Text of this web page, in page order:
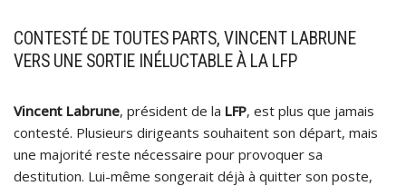
CONTESTÉ DE TOUTES PARTS, VINCENT LABRUNE
VERS UNE SORTIE INÉLUCTABLE À LA LFP
Vincent Labrune, président de la LFP, est plus que jamais
contesté. Plusieurs dirigeants souhaitent son départ, mais
une majorité reste nécessaire pour provoquer sa
destitution. Lui-même songerait déjà à quitter son poste,